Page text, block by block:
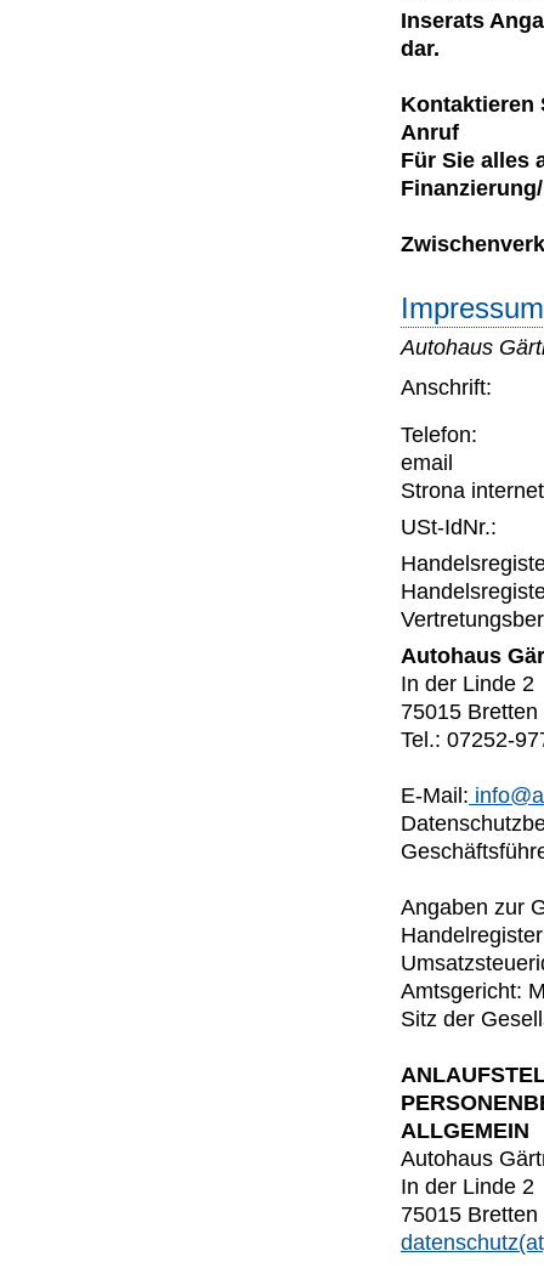
Inserats
dar.
Kontaktieren
Anruf
Für Sie alles
Autohaus
Anschrift:
Telefon:
email
Strona
USt-IdNr.:
Autohaus
In der Linde 2
75015 Bretten
Tel.: 07252-
E-Mail:
Angaben zur
Amtsgericht:
Sitz der
ALLGEMEIN
Autohaus
In der Linde 2
75015 Bretten